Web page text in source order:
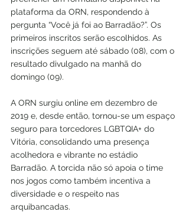
plataforma da ORN, respondendo à
pergunta “Você já foi ao Barradão?”. Os
primeiros inscritos serão escolhidos. As
inscrições seguem até sábado (08), com o
resultado divulgado na manhã do
domingo (09).
A ORN surgiu online em dezembro de
2019 e, desde então, tornou-se um espaço
seguro para torcedores LGBTQIA+ do
Vitória, consolidando uma presença
acolhedora e vibrante no estádio
Barradão. A torcida não só apoia o time
nos jogos como também incentiva a
diversidade e o respeito nas
arquibancadas.